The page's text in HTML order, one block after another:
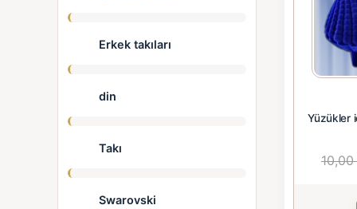
Erkek takıları
din
Takı
Swarovski
Yüzükler